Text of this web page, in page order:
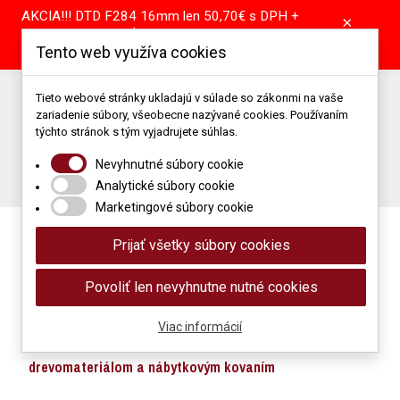
×
AKCIA!!! DTD F284 16mm len 50,70€ s DPH +
pílenie tabule GRÁTIS! DTD A907 16mm len
39,55€ s DPH + pílenie tabule GRÁTIS!
Predajňa: +421 904 867 344 | +421 37 64 25 101
Porez: +421 905 514 679
Podlahové štúdio: +421 907 866 118
Napíšte nám: obchod@mimidrevomaterial.sk
Porez materiálu
drevomateriálom a nábytkovým kovaním
Tento web využíva cookies
Tieto webové stránky ukladajú v súlade so zákonmi na vaše
zariadenie súbory, všeobecne nazývané cookies. Používaním
týchto stránok s tým vyjadrujete súhlas.
Nevyhnutné súbory cookie
Analytické súbory cookie
Marketingové súbory cookie
Prijať všetky súbory cookies
Povoliť len nevyhnutne nutné cookies
Viac informácií